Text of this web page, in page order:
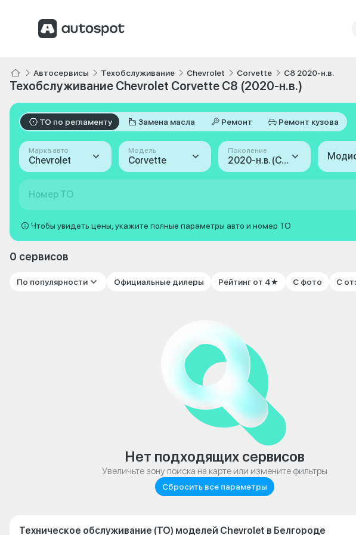
Автосервисы Техобслуживание Chevrolet Corvette C8 2020-н.в.
Техобслуживание Chevrolet Corvette C8 (2020-н.в.)
ТО по регламенту Замена масла Ремонт Ремонт кузова
Марка авто
Chevrolet
Модель
Corvette
Поколение
2020-н.в. (C8)
Номер ТО
Чтобы увидеть цены, укажите полные параметры авто и номер ТО
0 сервисов
По популярности Официальные дилеры Рейтинг от 4★ С фото С
Нет подходящих сервисов
Увеличьте зону поиска на карте или измените фильтры
Сбросить все параметры
Техническое обслуживание (ТО) моделей Chevrolet в Белгороде